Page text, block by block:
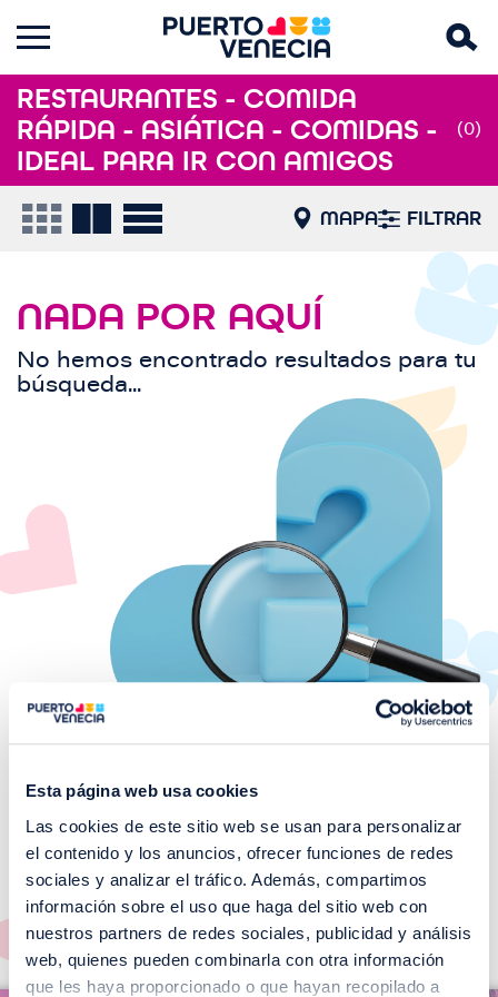
Esta página web usa cookies
Las cookies de este sitio web se usan para personalizar
el contenido y los anuncios, ofrecer funciones de redes
sociales y analizar el tráfico. Además, compartimos
información sobre el uso que haga del sitio web con
nuestros partners de redes sociales, publicidad y análisis
web, quienes pueden combinarla con otra información
que les haya proporcionado o que hayan recopilado a
RESTAURANTES - COMIDA
RÁPIDA - ASIÁTICA - COMIDAS -
IDEAL PARA IR CON AMIGOS
(0)
MAPA FILTRAR
NADA POR AQUÍ
No hemos encontrado resultados para tu
búsqueda...
¡No te pierdas nuestros
EVENTOS!
Ver todos >